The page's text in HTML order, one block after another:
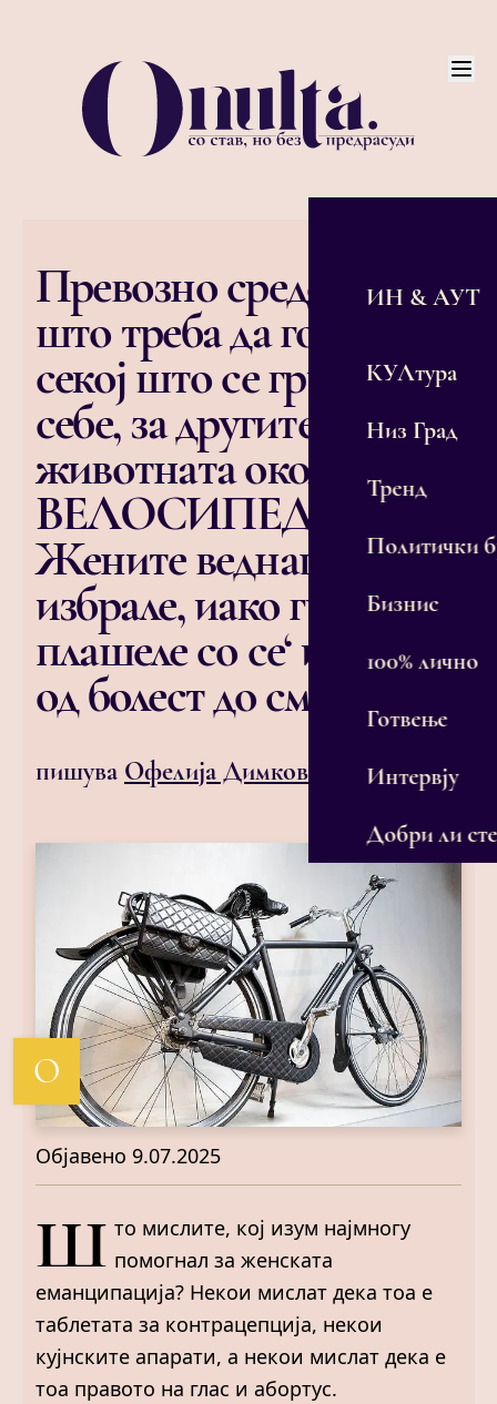
ИН & АУТ
КУЛтура
Низ Град
Тренд
Политички
Бизнис
100% лично
Готвење
Интервју
Добри ли
Превозно средство
што треба да го одбере
секој што се грижи за
себе, за другите и за
животната околина:
ВЕЛОСИПЕД!
Жените веднаш го
избрале, иако ги
плашеле со се‘ и сешто,
од болест до смрт
пишува Офелија Димковска
О
Објавено 9.07.2025
Ш то мислите, кој изум најмногу
помогнал за женската
еманципација? Некои мислат дека тоа е
таблетата за контрацепција, некои
кујнските апарати, а некои мислат дека е
тоа правото на глас и абортус.